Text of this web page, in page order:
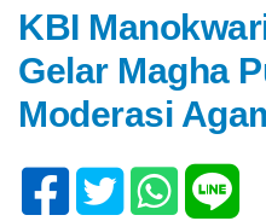
KBI
Gelar Magha
Moderasi